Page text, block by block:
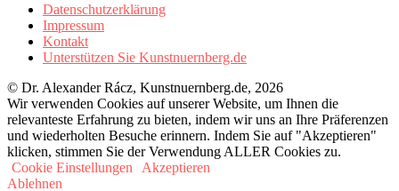
Datenschutzerklärung
Impressum
Kontakt
Unterstützen Sie Kunstnuernberg.de
© Dr. Alexander Rácz, Kunstnuernberg.de, 2026
Wir verwenden Cookies auf unserer Website, um Ihnen die
relevanteste Erfahrung zu bieten, indem wir uns an Ihre Präferenzen
und wiederholten Besuche erinnern. Indem Sie auf "Akzeptieren"
klicken, stimmen Sie der Verwendung ALLER Cookies zu.
Cookie Einstellungen
Akzeptieren
Ablehnen